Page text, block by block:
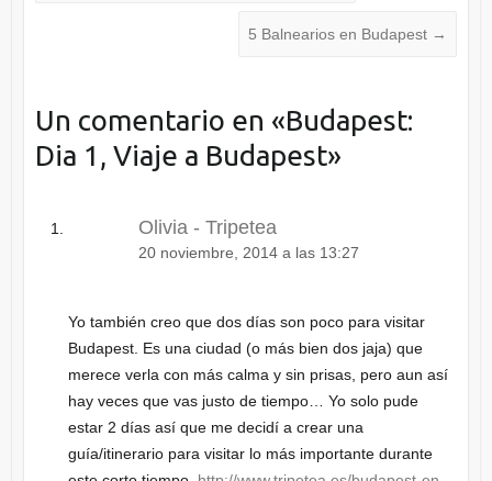
5 Balnearios en Budapest →
Un comentario en «Budapest:
Dia 1, Viaje a Budapest»
Olivia - Tripetea
20 noviembre, 2014 a las 13:27
Yo también creo que dos días son poco para visitar
Budapest. Es una ciudad (o más bien dos jaja) que
merece verla con más calma y sin prisas, pero aun así
hay veces que vas justo de tiempo… Yo solo pude
estar 2 días así que me decidí a crear una
guía/itinerario para visitar lo más importante durante